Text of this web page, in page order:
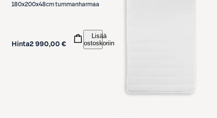
180x200x48cm tummanharmaa
Hinta2 990,00 €
Lisää
ostoskoriin